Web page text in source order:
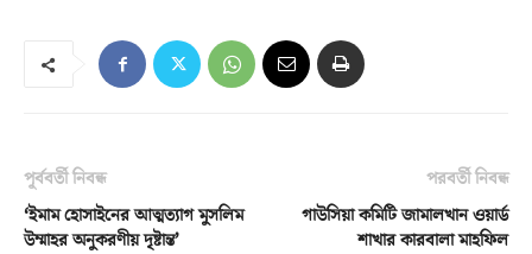
পূর্ববর্তী নিবন্ধ
‘ইমাম হোসাইনের আত্মত্যাগ মুসলিম
উম্মাহর অনুকরণীয় দৃষ্টান্ত’
পরবর্তী নিবন্ধ
গাউসিয়া কমিটি জামালখান ওয়ার্ড
শাখার কারবালা মাহফিল